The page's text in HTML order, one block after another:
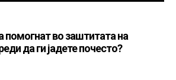
во заштитата на
да ги јадете почесто?